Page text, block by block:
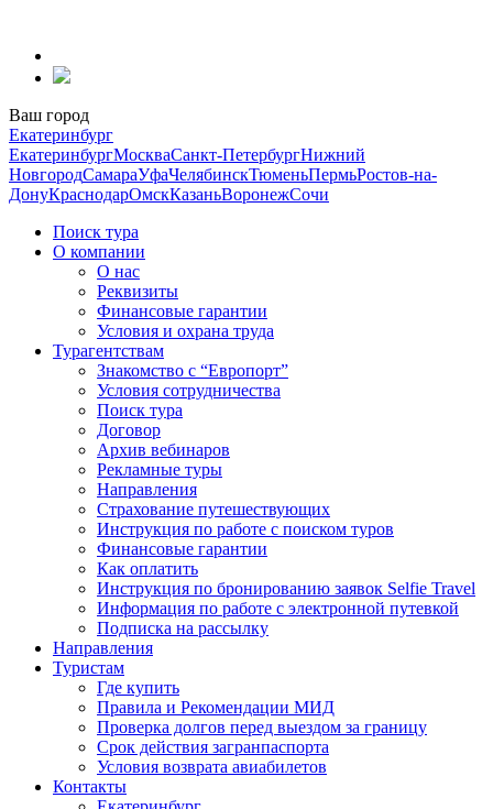
содержанию
Ваш город
Екатеринбург
ЕкатеринбургМоскваСанкт-ПетербургНижний
НовгородСамараУфаЧелябинскТюменьПермьРостов-на-
ДонуКраснодарОмскКазаньВоронежСочи
Поиск тура
О компании
О нас
Реквизиты
Финансовые гарантии
Условия и охрана труда
Турагентствам
Знакомство с “Европорт”
Условия сотрудничества
Поиск тура
Договор
Архив вебинаров
Рекламные туры
Направления
Страхование путешествующих
Инструкция по работе с поиском туров
Финансовые гарантии
Как оплатить
Инструкция по бронированию заявок Selfie Travel
Информация по работе с электронной путевкой
Подписка на рассылку
Направления
Туристам
Где купить
Правила и Рекомендации МИД
Проверка долгов перед выездом за границу
Срок действия загранпаспорта
Условия возврата авиабилетов
Контакты